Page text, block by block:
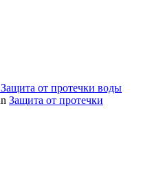
Защита от протечки воды
Защита от протечки